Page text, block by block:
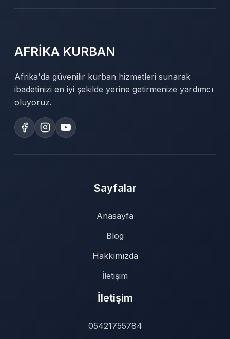
AFRİKA KURBAN
Afrika'da güvenilir kurban hizmetleri sunarak
ibadetinizi en iyi şekilde yerine getirmenize yardımcı
oluyoruz.
Sayfalar
Anasayfa
Blog
Hakkımızda
İletişim
İletişim
05421755784